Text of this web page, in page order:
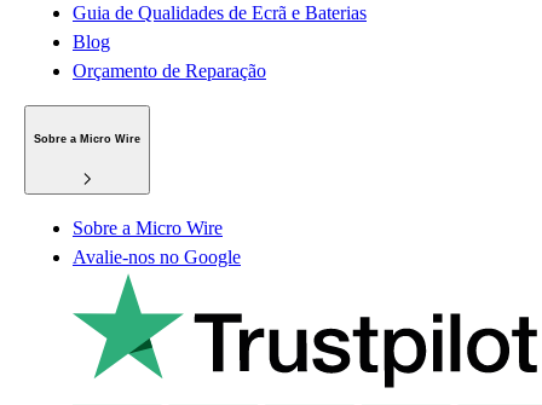
Guia de Qualidades de Ecrã e Baterias
Blog
Orçamento de Reparação
Sobre a Micro Wire
Sobre a Micro Wire
Avalie-nos no Google